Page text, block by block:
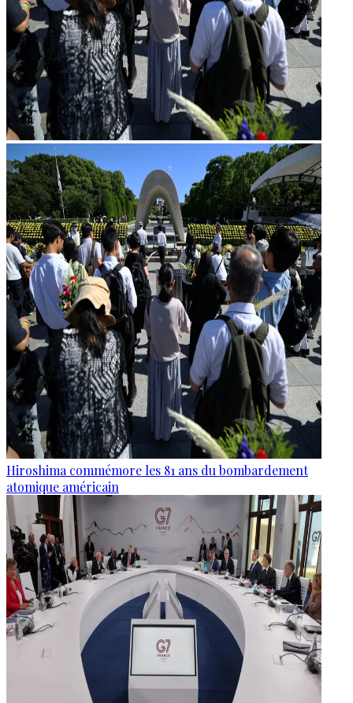
Hiroshima commémore les 81 ans du bombardement
atomique américain